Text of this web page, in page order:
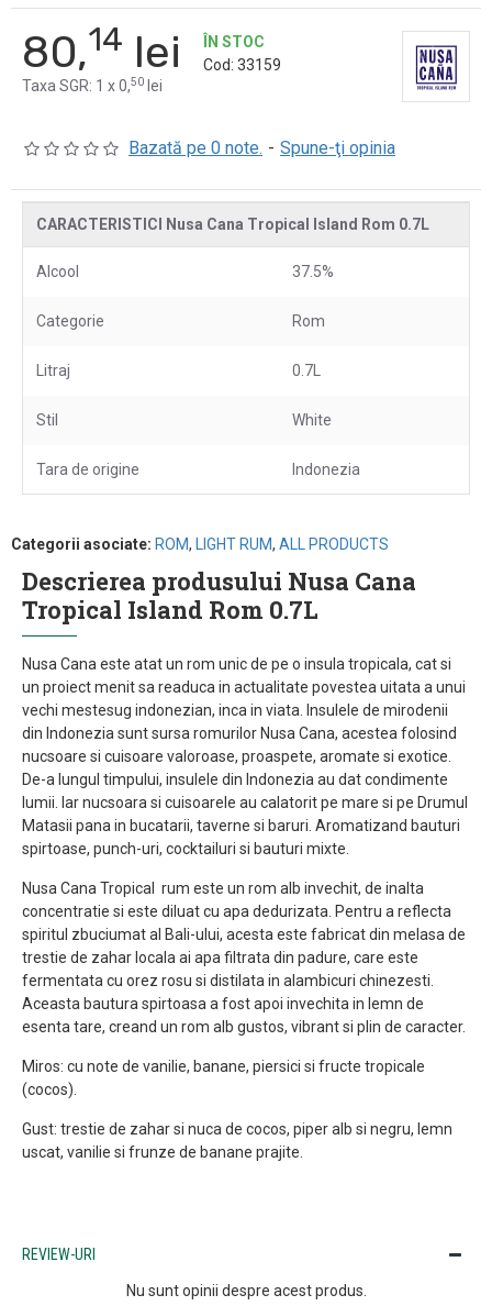
Bazată pe 0 note. - Spune-ţi opinia
80,14 lei
Taxa SGR: 1 x 0,50 lei
ÎN STOC
Cod: 33159
CARACTERISTICI Nusa Cana Tropical Island Rom 0.7L
Alcool 37.5%
Categorie Rom
Litraj 0.7L
Stil White
Tara de origine Indonezia
Categorii asociate: ROM, LIGHT RUM, ALL PRODUCTS
Descrierea produsului Nusa Cana
Tropical Island Rom 0.7L
Nusa Cana este atat un rom unic de pe o insula tropicala, cat si
un proiect menit sa readuca in actualitate povestea uitata a unui
vechi mestesug indonezian, inca in viata. Insulele de mirodenii
din Indonezia sunt sursa romurilor Nusa Cana, acestea folosind
nucsoare si cuisoare valoroase, proaspete, aromate si exotice.
De-a lungul timpului, insulele din Indonezia au dat condimente
lumii. Iar nucsoara si cuisoarele au calatorit pe mare si pe Drumul
Matasii pana in bucatarii, taverne si baruri. Aromatizand bauturi
spirtoase, punch-uri, cocktailuri si bauturi mixte.
Nusa Cana Tropical rum este un rom alb invechit, de inalta
concentratie si este diluat cu apa dedurizata. Pentru a reflecta
spiritul zbuciumat al Bali-ului, acesta este fabricat din melasa de
trestie de zahar locala ai apa filtrata din padure, care este
fermentata cu orez rosu si distilata in alambicuri chinezesti.
Aceasta bautura spirtoasa a fost apoi invechita in lemn de
esenta tare, creand un rom alb gustos, vibrant si plin de caracter.
Miros: cu note de vanilie, banane, piersici si fructe tropicale
(cocos).
Gust: trestie de zahar si nuca de cocos, piper alb si negru, lemn
uscat, vanilie si frunze de banane prajite.
REVIEW-URI
Nu sunt opinii despre acest produs.